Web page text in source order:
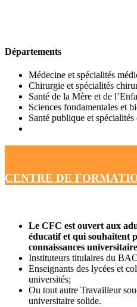
Départements
Médecine et spécialités
Chirurgie et spécialités
Santé de la Mère et de
Sciences fondamentales et
Santé publique et spécialités
CENTRE DE
Le CFC est ouvert aux
éducatif et qui souhaitent
connaissances
Instituteurs titulaires du
Enseignants des lycées et
universités;
Ou tout autre Travailleur
universitaire solide.